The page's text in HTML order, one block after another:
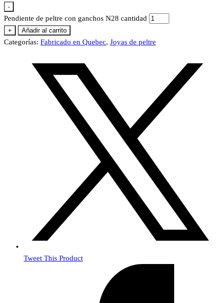
-
Pendiente de peltre con ganchos N28 cantidad
+ Añadir al carrito
Categorías: Fabricado en Quebec, Joyas de peltre
Tweet This Product